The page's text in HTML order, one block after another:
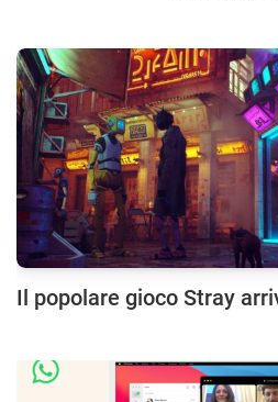
Il popolare gioco Stray